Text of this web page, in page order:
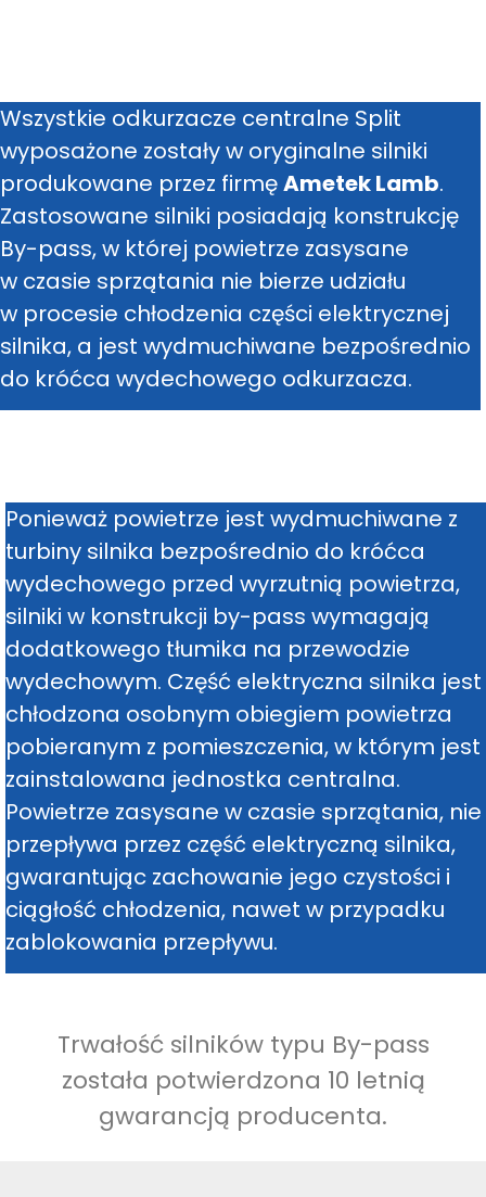
Wszystkie odkurzacze centralne Split
wyposażone zostały w oryginalne silniki
produkowane przez firmęAmetek Lamb.
Zastosowane silniki posiadają konstrukcję
By-pass, w której powietrze zasysane
w czasie sprzątania nie bierze udziału
w procesie chłodzenia części elektrycznej
silnika, a jest wydmuchiwane bezpośrednio
do króćca wydechowego odkurzacza.
Ponieważ powietrze jest wydmuchiwane z
turbiny silnika bezpośrednio do króćca
wydechowego przed wyrzutnią powietrza,
silniki w konstrukcji by-pass wymagają
dodatkowego tłumika na przewodzie
wydechowym. Część elektryczna silnika jest
chłodzona osobnym obiegiem powietrza
pobieranym z pomieszczenia, w którym jest
zainstalowana jednostka centralna.
Powietrze zasysane w czasie sprzątania, nie
przepływa przez część elektryczną silnika,
gwarantując zachowanie jego czystości i
ciągłość chłodzenia, nawet w przypadku
zablokowania przepływu.
Trwałość silników typu By-pass
została potwierdzona 10 letnią
gwarancją producenta.